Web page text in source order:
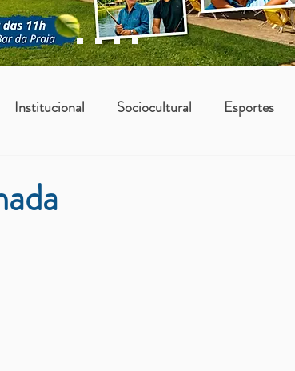
Institucional Sociocultural Esportes
Asbac